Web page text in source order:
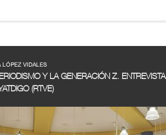
VIDALES
Y LA GENERACIÓN Z.
(RTVE)